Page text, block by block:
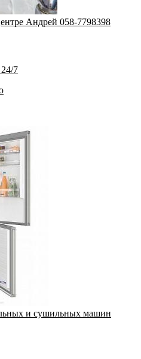
Андрей 058-7798398
7
и сушильных машин